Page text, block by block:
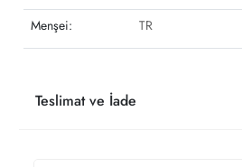
Menşei: TR
Teslimat ve İade